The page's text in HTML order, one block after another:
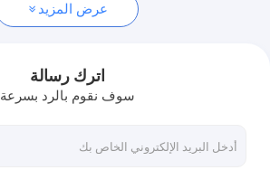
أحمر شفاه فارغ
الجرار مستحضرات التجميل البلاستيكية
مضخة العطور البخاخ
عرض المزيد
اترك رسالة
سوف نقوم بالرد بسرعة